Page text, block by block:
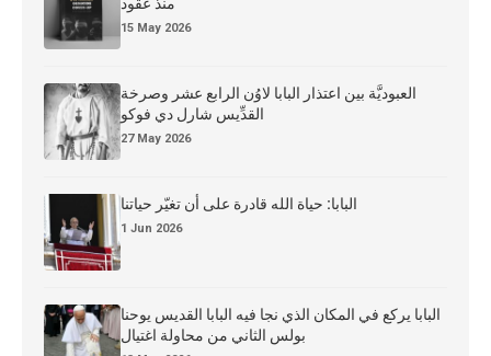
15 May 2026
العبوديَّة بين اعتذار البابا لاوُن الرابع عشر وصرخة
القدِّيس شارل دي فوكو
27 May 2026
البابا: حياة الله قادرة على أن تغيّر حياتنا
1 Jun 2026
البابا يركع في المكان الذي نجا فيه البابا القديس يوحنا
بولس الثاني من محاولة اغتيال